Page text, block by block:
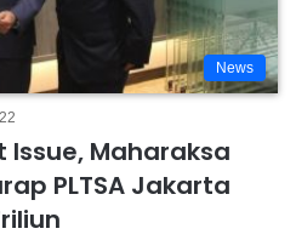
News
Issue, Maharaksa
PLTSA Jakarta